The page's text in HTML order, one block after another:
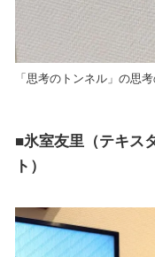
「思考のトンネル」の思
■氷室友里（テキス
ト）